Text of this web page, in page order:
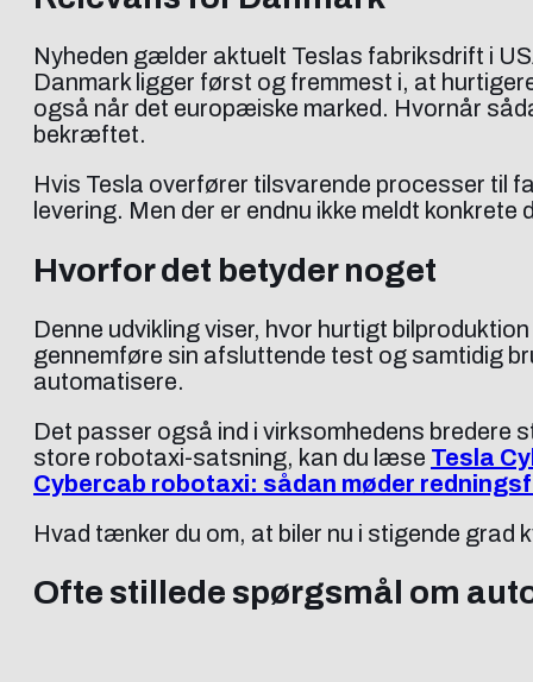
Nyheden gælder aktuelt Teslas fabriksdrift i
Danmark ligger først og fremmest i, at
også når det europæiske marked. Hvornår
bekræftet.
Hvis Tesla overfører tilsvarende processer til
levering. Men der er endnu ikke meldt
Hvorfor det betyder noget
Denne udvikling viser, hvor hurtigt
gennemføre sin afsluttende test og samtidig
automatisere.
Det passer også ind i virksomhedens
store robotaxi-satsning, kan du læse Tesla
Cybercab robotaxi: sådan møder
Hvad tænker du om, at biler nu i stigende grad
Ofte stillede spørgsmål om